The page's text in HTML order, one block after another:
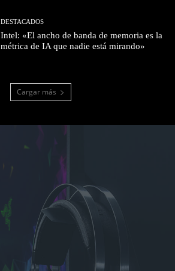
DESTACADOS
Intel: «El ancho de banda de memoria es la
métrica de IA que nadie está mirando»
Cargar más